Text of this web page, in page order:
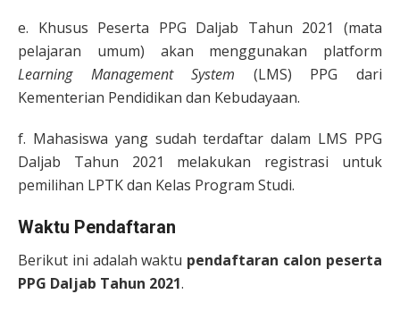
e. Khusus Peserta PPG Daljab Tahun 2021 (mata
pelajaran umum) akan menggunakan platform
Learning Management System (LMS) PPG dari
Kementerian Pendidikan dan Kebudayaan.
f. Mahasiswa yang sudah terdaftar dalam LMS PPG
Daljab Tahun 2021 melakukan registrasi untuk
pemilihan LPTK dan Kelas Program Studi.
Waktu Pendaftaran
Berikut ini adalah waktu pendaftaran calon peserta
PPG Daljab Tahun 2021.